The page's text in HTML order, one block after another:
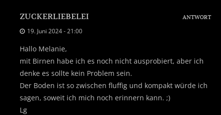
ZUCKERLIEBELEI
19. Juni 2024 - 21:00
Hallo Melanie,
mit Birnen habe ich es noch nicht ausprobiert, aber ich
denke es sollte kein Problem sein.
Der Boden ist so zwischen fluffig und kompakt würde ich
sagen, soweit ich mich noch erinnern kann. ;)
Lg
ANTWORT